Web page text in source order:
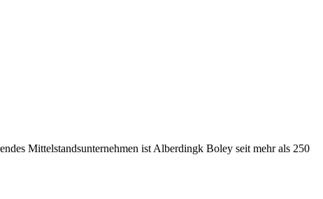
Mittelstandsunternehmen ist Alberdingk Boley seit mehr als 250